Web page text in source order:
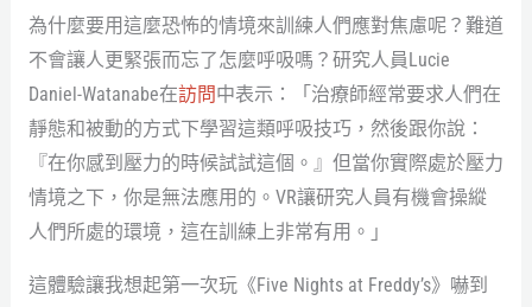
為什麼要用這麼恐怖的情境來訓練人們應對焦慮呢？難道
不會讓人更緊張而忘了怎麼呼吸嗎？研究人員Lucie
Daniel-Watanabe在訪問中表示：「治療師經常要求人們在
靜態和被動的方式下學習這類呼吸技巧，然後跟你說：
『在你感到壓力的時候試試這個。』但當你實際處於壓力
情境之下，你是無法應用的。VR讓研究人員有機會操縱
人們所處的環境，這在訓練上非常有用。」
這體驗讓我想起第一次玩《Five Nights at Freddy’s》嚇到